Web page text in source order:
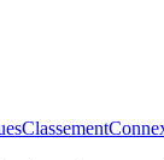
Classement